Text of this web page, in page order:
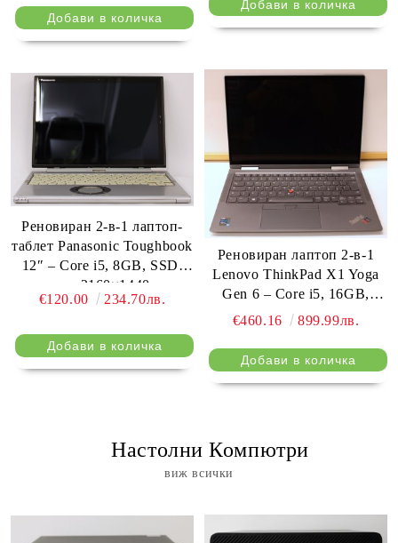
Реновиран 2-в-1 лаптоп-
таблет Panasonic Toughbook
12″ – Core i5, 8GB, SSD,
тъч 2160×1440
€120.00
234.70лв.
Реновиран лаптоп 2-в-1
Lenovo ThinkPad X1 Yoga
Gen 6 – Core i5, 16GB,
256GB, тъч, Thunderbolt 4
€460.16 899.99лв.
⠀ Настолни Компютри
виж всички